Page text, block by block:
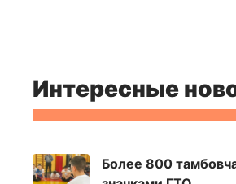
Интересные
Более 800